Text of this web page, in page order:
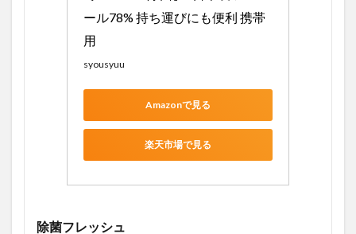
ール78% 持ち運びにも便利 携帯
用
syousyuu
Amazonで見る
楽天市場で見る
除菌フレッシュ